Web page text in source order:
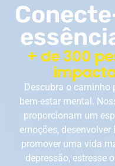
+ de 300
Descubra o caminho
bem-estar mental.
proporcionam um
emoções,
promover uma vida
depressão, estresse